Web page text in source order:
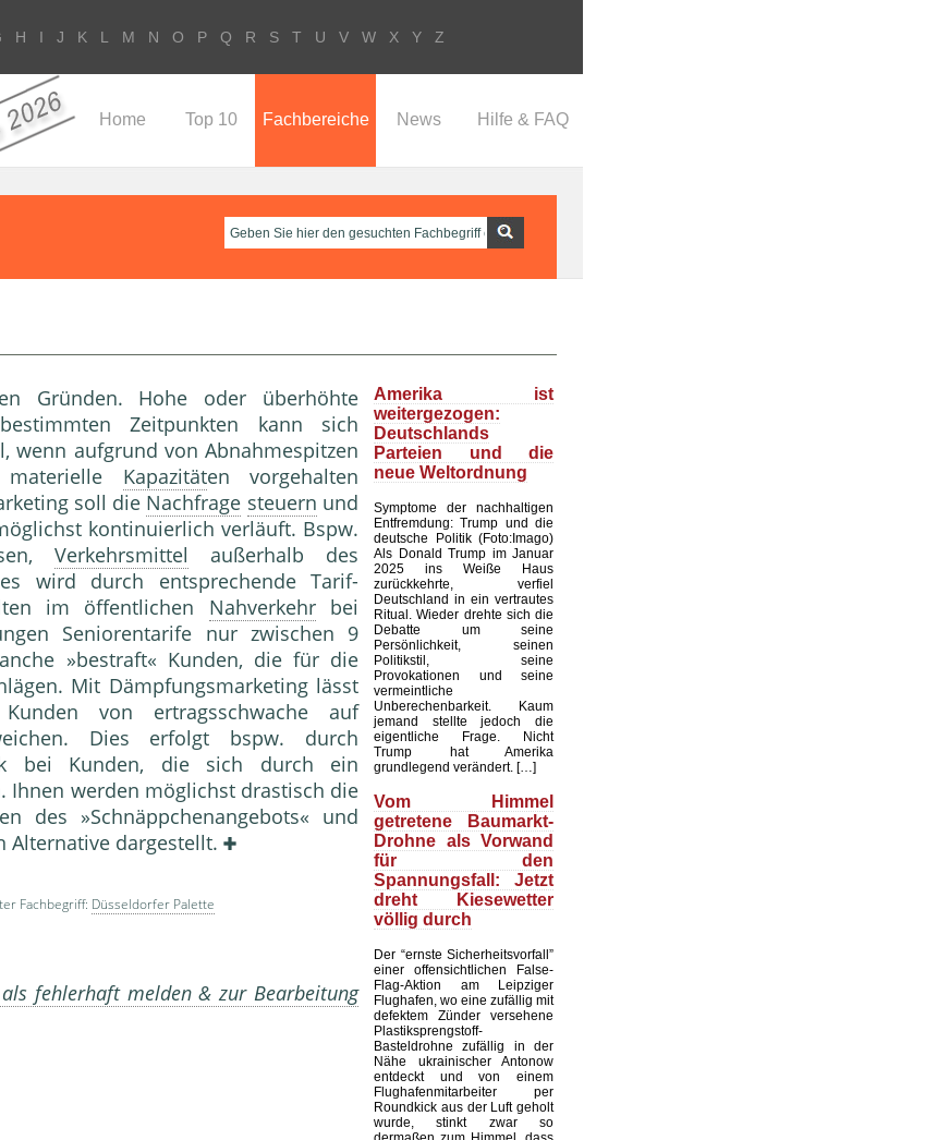
H I J K L M N O P Q R S T U V W X Y Z
Home Top 10 Fachbereiche News Hilfe & FAQ
Gründen. Hohe oder überhöhte
Zeitpunkten kann sich
wenn aufgrund von Abnahmespitzen
Kapazitäten vorgehalten
soll die Nachfrage steuern und
kontinuierlich verläuft. Bspw.
Verkehrsmittel außerhalb des
wird durch entsprechende Tarif-
im öffentlichen Nahverkehrbei
Seniorentarife nur zwischen 9
»bestraft« Kunden, die für die
Mit Dämpfungsmarketing lässt
von ertragsschwache auf
Dies erfolgt bspw. durch
bei Kunden, die sich durch ein
Ihnen werden möglichst drastisch die
des »Schnäppchenangebots« und
Alternative dargestellt.
Fachbegriff: Düsseldorfer Palette
fehlerhaft melden & zur Bearbeitung
Amerika ist
weitergezogen:
Deutschlands
Parteien und die
neue Weltordnung
Symptome der nachhaltigen
Entfremdung: Trump und die
deutsche Politik (Foto:Imago)
Als Donald Trump im Januar
2025 ins Weiße Haus
zurückkehrte, verfiel
Deutschland in ein vertrautes
Ritual. Wieder drehte sich die
Debatte um seine
Persönlichkeit, seinen
Politikstil, seine
Provokationen und seine
vermeintliche
Unberechenbarkeit. Kaum
jemand stellte jedoch die
eigentliche Frage. Nicht
Trump hat Amerika
grundlegend verändert. […]
Vom Himmel
getretene Baumarkt-
Drohne als Vorwand
für den
Spannungsfall: Jetzt
dreht Kiesewetter
völlig durch
Der “ernste Sicherheitsvorfall”
einer offensichtlichen False-
Flag-Aktion am Leipziger
Flughafen, wo eine zufällig mit
defektem Zünder versehene
Plastiksprengstoff-
Basteldrohne zufällig in der
Nähe ukrainischer Antonow
entdeckt und von einem
Flughafenmitarbeiter per
Roundkick aus der Luft geholt
wurde, stinkt zwar so